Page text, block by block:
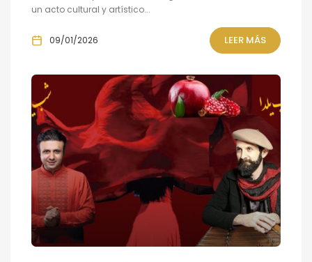
un acto cultural y artístico...
09/01/2026 LEER MÁS